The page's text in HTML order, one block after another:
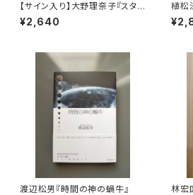
【サイン入り】大野理奈子『スタ
ー』
¥2,640
植松
渡辺松男『時間の神の蝸牛』 林宏